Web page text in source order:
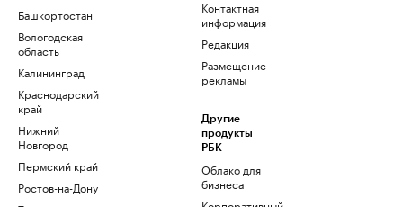
Башкортостан
Вологодская
область
Калининград
Краснодарский
край
Нижний
Новгород
Пермский край
Ростов-на-Дону
Контактная
информация
Редакция
Размещение
рекламы
Другие
продукты
РБК
Облако для
бизнеса